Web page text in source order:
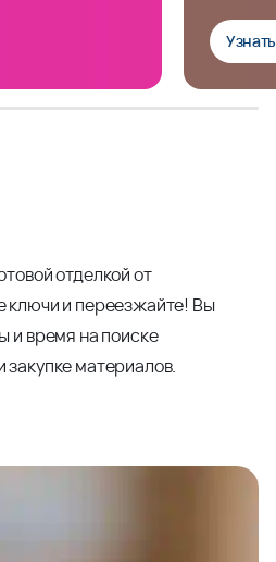
отделкой от
ключи и переезжайте! Вы
и время на поиске
материалов.